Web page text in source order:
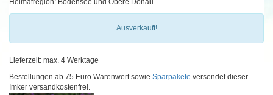
Heimatregion: Bodensee und Obere Donau
Ausverkauft!
Lieferzeit: max. 4 Werktage
Bestellungen ab 75 Euro Warenwert sowie Sparpakete versendet dieser
Imker versandkostenfrei.